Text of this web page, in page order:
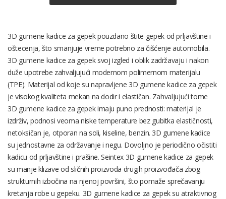
3D gumene kadice za gepek pouzdano štite gepek od prljavštine i
oštecenja, što smanjuje vreme potrebno za čišćenje automobila.
3D gumene kadice za gepek svoj izgled i oblik zadržavaju i nakon
duže upotrebe zahvaljujući modernom polimernom materijalu
(TPE). Materijal od koje su napravljene 3D gumene kadice za gepek
je visokog kvaliteta mekan na dodir i elastičan. Zahvaljujući tome
3D gumene kadice za gepek imaju puno prednosti: materijal je
izdrživ, podnosi veoma niske temperature bez gubitka elastičnosti,
netoksičan je, otporan na soli, kiseline, benzin. 3D gumene kadice
su jednostavne za održavanje i negu. Dovoljno je periodično očistiti
kadicu od prljavštine i prašine. Seintex 3D gumene kadice za gepek
su manje klizave od sličnih proizvoda drugih proizvođača zbog
strukturnih izbočina na njenoj površini, što pomaže sprečavanju
kretanja robe u gepeku. 3D gumene kadice za gepek su atraktivnog